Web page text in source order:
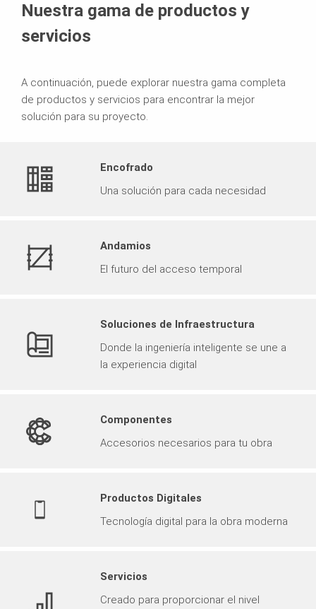
Nuestra gama de productos y
servicios
A continuación, puede explorar nuestra gama completa
de productos y servicios para encontrar la mejor
solución para su proyecto.
Encofrado
Una solución para cada necesidad
Andamios
El futuro del acceso temporal
Soluciones de Infraestructura
Donde la ingeniería inteligente se une a
la experiencia digital
Componentes
Accesorios necesarios para tu obra
Productos Digitales
Tecnología digital para la obra moderna
Servicios
Creado para proporcionar el nivel